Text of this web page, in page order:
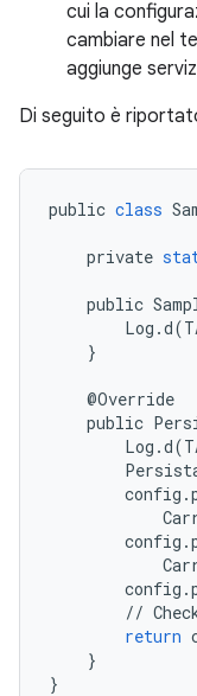
cui la
cambiare nel
aggiunge
Di seguito è
public class
private
public
Log .d(
}
@Override
public
Log .d(
config .
config .
config .
//
return
}
}